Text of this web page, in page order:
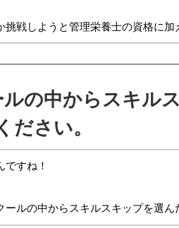
戦しようと管理栄養士の資格に加
の中からスキル
ださい。
ですね！
ールの中からスキルスキップを選